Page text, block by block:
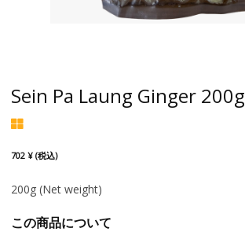
Sein Pa Laung Ginger 200g
702 ¥ (税込)
200g (Net weight)
この商品について